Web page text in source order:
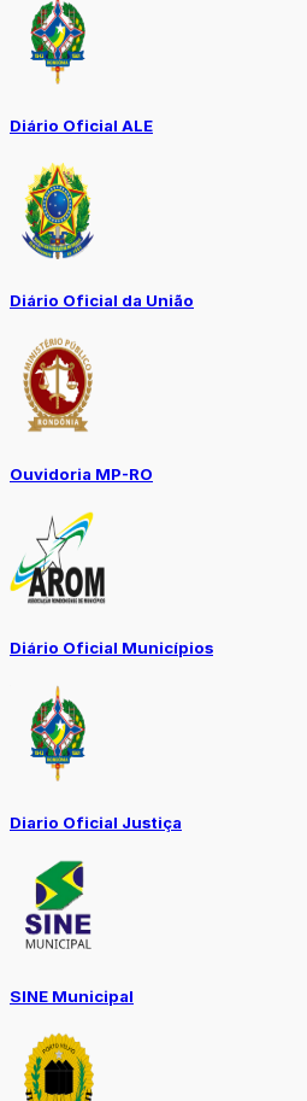
Diário Oficial ALE
Diário Oficial da União
Ouvidoria MP-RO
Diário Oficial Municípios
Diario Oficial Justiça
SINE Municipal